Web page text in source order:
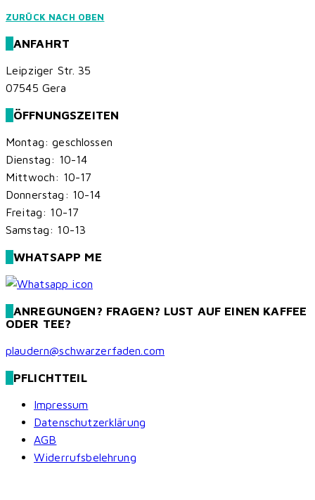
ZURÜCK NACH OBEN
ANFAHRT
Leipziger Str. 35
07545 Gera
ÖFFNUNGSZEITEN
Montag: geschlossen
Dienstag: 10-14
Mittwoch: 10-17
Donnerstag: 10-14
Freitag: 10-17
Samstag: 10-13
WHATSAPP ME
ANREGUNGEN? FRAGEN? LUST AUF EINEN KAFFEE
ODER TEE?
plaudern@schwarzerfaden.com
PFLICHTTEIL
Impressum
Datenschutzerklärung
AGB
Widerrufsbelehrung